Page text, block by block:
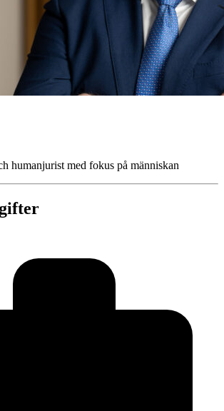
humanjurist med fokus på människan